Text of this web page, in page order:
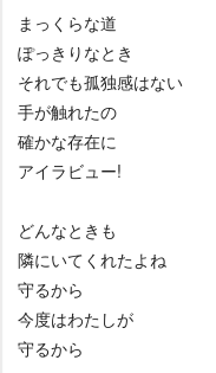
まっくらな道
ぽっきりなとき
それでも孤独感はない
手が触れたの
確かな存在に
アイラビュー!
どんなときも
隣にいてくれたよね
守るから
今度はわたしが
守るから